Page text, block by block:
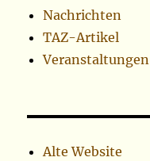
Nachrichten
TAZ-Artikel
Veranstaltungen
Alte Website